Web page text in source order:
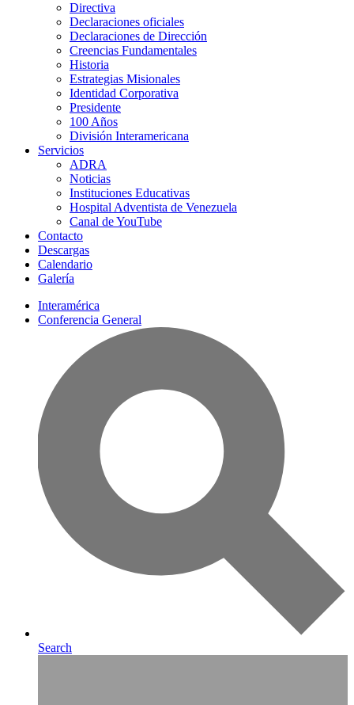
Directiva
Declaraciones oficiales
Declaraciones de Dirección
Creencias Fundamentales
Historia
Estrategias Misionales
Identidad Corporativa
Presidente
100 Años
División Interamericana
Servicios
ADRA
Noticias
Instituciones Educativas
Hospital Adventista de Venezuela
Canal de YouTube
Contacto
Descargas
Calendario
Galería
Interamérica
Conferencia General
Search